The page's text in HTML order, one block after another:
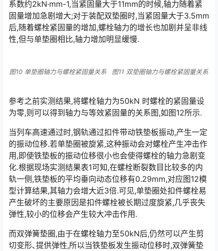
系数约2kN·mm-1,当紧固量大于11mm的时候,轴力随着紧
固量增加急剧增大;对于装配双垫圈时,当紧固量大于3.5mm
后,随着螺栓紧固量的增加,螺栓轴力的增长也加剧并呈非线
性,但与单垫圈相比,轴力增加明显缓慢.󠅅󠅃󠄵󠅂󠄪󠇖󠆨󠆨󠇕󠆞󠆒󠅬󠇘󠆭󠆘󠇙󠆝󠅵󠇗󠆭󠆁󠄐󠇗󠅹󠅸󠇖󠆍󠅳󠇖󠅹󠅰󠇖󠆌󠅹
图10 单垫圈轴力与螺栓紧固量关系 图11 双垫圈轴力与螺栓紧固量关系
参考之前实测结果,将螺栓轴力为50kN 时螺栓的紧固量设
为零,则可以得到轴力与等效紧固量的关系图,如图12所示.
当列车高速通过时,钢轨通过扣件带动铁垫板振动,产生一定
的振动位移.若单垫圈被旋紧,这种振动会对螺栓产生冲击作
用,即使铁垫板的振动位移很小也会使得螺栓的轴力急剧变
化.根据现场实测结果表1可知,在螺栓断裂数目比较多的内
轨一侧,铁垫板的平均垂向动态位移有0.29mm,对应图12模
型计算结果,其轴力会增大近3倍.可见,单垫圈处扣件螺栓易
产生破坏的主要原因是扣件螺栓被长期过度旋紧,几乎丧失
弹性,较小的位移会产生较大冲击作用.󠅅󠅃󠄵󠅂󠄪󠇖󠆨󠆨󠇕󠆞󠆒󠅬󠇘󠆭󠆘󠇙󠆝󠅵󠇗󠆭󠆁󠄐󠇗󠅹󠅸󠇖󠆍󠅳󠇖󠅹󠅰󠇖󠆌󠅹
而双弹簧垫圈,由于在螺栓轴力至50kN后,仍然可以产生剪
切变形､提供弹性,所以当铁垫板发生振动位移时,双弹簧垫